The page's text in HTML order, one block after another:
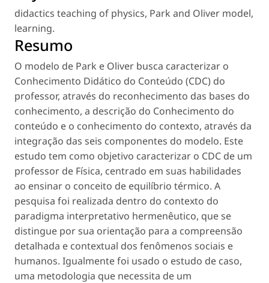
didactics teaching of physics, Park and Oliver model,
learning.
Resumo
O modelo de Park e Oliver busca caracterizar o
Conhecimento Didático do Conteúdo (CDC) do
professor, através do reconhecimento das bases do
conhecimento, a descrição do Conhecimento do
conteúdo e o conhecimento do contexto, através da
integração das seis componentes do modelo. Este
estudo tem como objetivo caracterizar o CDC de um
professor de Física, centrado em suas habilidades
ao ensinar o conceito de equilíbrio térmico. A
pesquisa foi realizada dentro do contexto do
paradigma interpretativo hermenêutico, que se
distingue por sua orientação para a compreensão
detalhada e contextual dos fenômenos sociais e
humanos. Igualmente foi usado o estudo de caso,
uma metodologia que necessita de um